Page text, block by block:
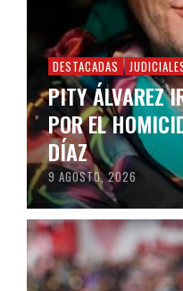
DESTACADAS
PITY ÁLVAREZ
POR EL
DÍAZ
9 AGOSTO, 2026